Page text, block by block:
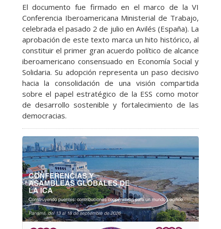
El documento fue firmado en el marco de la VI
Conferencia Iberoamericana Ministerial de Trabajo,
celebrada el pasado 2 de julio en Avilés (España). La
aprobación de este texto marca un hito histórico, al
constituir el primer gran acuerdo político de alcance
iberoamericano consensuado en Economía Social y
Solidaria. Su adopción representa un paso decisivo
hacia la consolidación de una visión compartida
sobre el papel estratégico de la ESS como motor
de desarrollo sostenible y fortalecimiento de las
democracias.